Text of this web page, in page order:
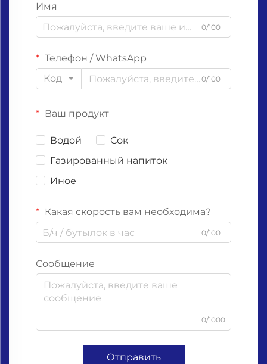
Имя
0/100
Телефон / WhatsApp
Код
0/100
Ваш продукт
Водой
Сок
Газированный напиток
Иное
Какая скорость вам необходима?
0/100
Сообщение
0/1000
Отправить